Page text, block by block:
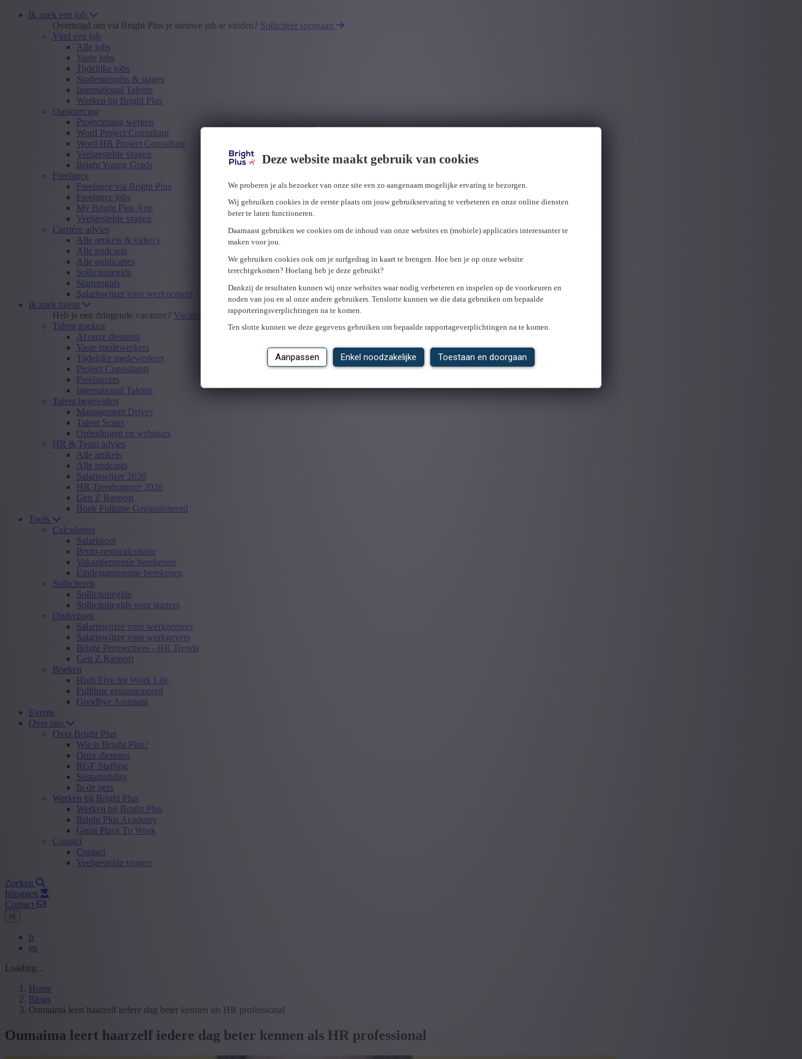
Deze website maakt gebruik van cookies
We proberen je als bezoeker van onze site een zo aangenaam mogelijke ervaring te bezorgen.
Wij gebruiken cookies in de eerste plaats om jouw gebruikservaring te verbeteren en onze online diensten
beter te laten functioneren.
Daarnaast gebruiken we cookies om de inhoud van onze websites en (mobiele) applicaties interessanter te
maken voor jou.
We gebruiken cookies ook om je surfgedrag in kaart te brengen. Hoe ben je op onze website
terechtgekomen? Hoelang heb je deze gebruikt?
Dankzij de resultaten kunnen wij onze websites waar nodig verbeteren en inspelen op de voorkeuren en
noden van jou en al onze andere gebruikers. Tenslotte kunnen we die data gebruiken om bepaalde
rapporteringsverplichtingen na te komen.
Ten slotte kunnen we deze gegevens gebruiken om bepaalde rapportageverplichtingen na te komen.
Aanpassen Enkel noodzakelijke Toestaan en doorgaan
Ik zoek een job
Overtuigd om via Bright Plus je nieuwe job te vinden? Solliciteer spontaan
Vind een job
Alle jobs
Vaste jobs
Tijdelijke jobs
Studentenjobs & stages
International Talents
Werken bij Bright Plus
Outsourcing
Projectmatig werken
Word Project Consultant
Word HR Project Consultant
Veelgestelde vragen
Bright Young Grads
Freelance
Freelance via Bright Plus
Freelance jobs
My Bright Plus App
Veelgestelde vragen
Carrière advies
Alle artikels & video's
Alle podcasts
Alle publicaties
Sollicitatiegids
Startersgids
Salariswijzer voor werknemers
Ik zoek talent
Heb je een dringende vacature? Vacature insturen
Talent zoeken
Al onze diensten
Vaste medewerkers
Tijdelijke medewerkers
Project Consultants
Freelancers
International Talents
Talent begeleiden
Management Drives
Talent Scans
Opleidingen en webinars
HR & Team advies
Alle artikels
Alle podcasts
Salariswijzer 2026
HR Trendrapport 2026
Gen Z Rapport
Boek Fulltime Gepassioneerd
Tools
Calculators
Salaristool
Bruto-nettocalculator
Vakantiepremie berekenen
Eindejaarspremie berekenen
Solliciteren
Sollicitatiegids
Sollicitatiegids voor starters
Onderzoek
Salariswijzer voor werknemers
Salariswijzer voor werkgevers
Bright Perspectives - HR Trends
Gen Z Rapport
Boeken
High Five for Work Life
Fulltime gepassioneerd
Goodbye Assistant
Events
Over ons
Over Bright Plus
Wie is Bright Plus?
Onze diensten
RGF Staffing
Sustainability
In de pers
Werken bij Bright Plus
Werken bij Bright Plus
Bright Plus Academy
Great Place To Work
Contact
Contact
Veelgestelde vragen
Zoeken
Inloggen
Contact
nl
fr
en
Loading...
Home
Blogs
Oumaima leert haarzelf iedere dag beter kennen als HR professional
Oumaima leert haarzelf iedere dag beter kennen als HR professional